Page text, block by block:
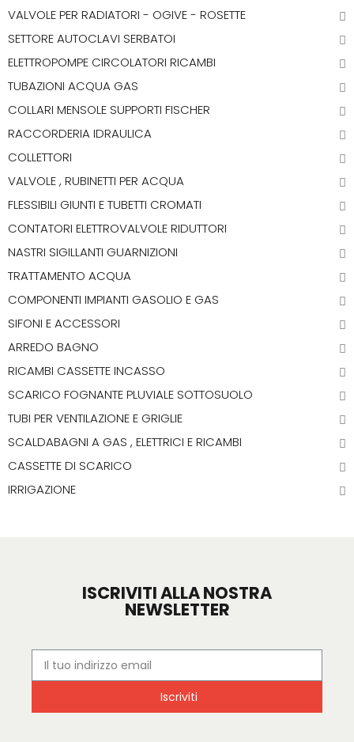
VALVOLE PER RADIATORI - OGIVE - ROSETTE
SETTORE AUTOCLAVI SERBATOI
ELETTROPOMPE CIRCOLATORI RICAMBI
TUBAZIONI ACQUA GAS
COLLARI MENSOLE SUPPORTI FISCHER
RACCORDERIA IDRAULICA
COLLETTORI
VALVOLE , RUBINETTI PER ACQUA
FLESSIBILI GIUNTI E TUBETTI CROMATI
CONTATORI ELETTROVALVOLE RIDUTTORI
NASTRI SIGILLANTI GUARNIZIONI
TRATTAMENTO ACQUA
COMPONENTI IMPIANTI GASOLIO E GAS
SIFONI E ACCESSORI
ARREDO BAGNO
RICAMBI CASSETTE INCASSO
SCARICO FOGNANTE PLUVIALE SOTTOSUOLO
TUBI PER VENTILAZIONE E GRIGLIE
SCALDABAGNI A GAS , ELETTRICI E RICAMBI
CASSETTE DI SCARICO
IRRIGAZIONE
ISCRIVITI ALLA NOSTRA
NEWSLETTER
Iscriviti